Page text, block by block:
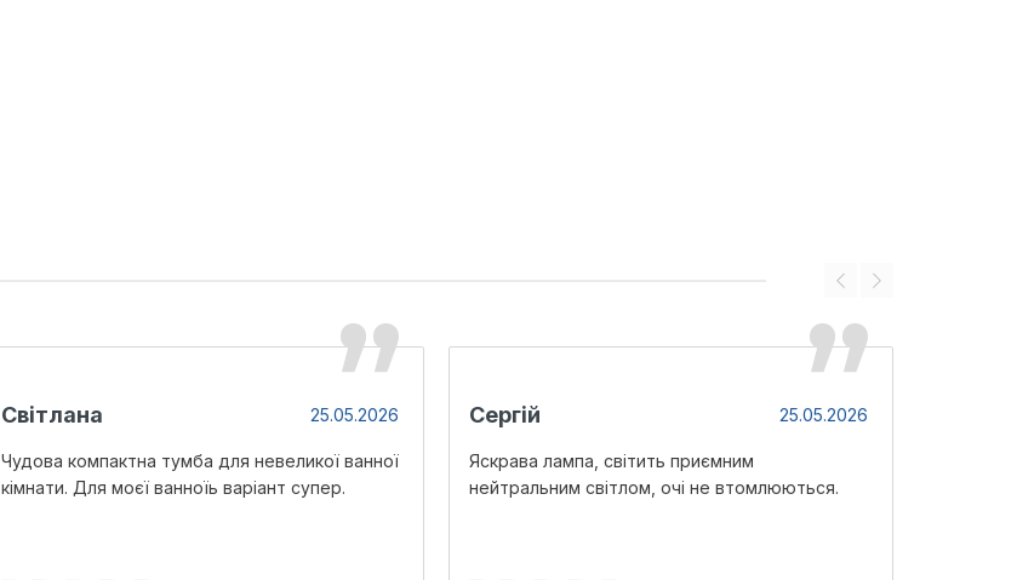
Світлана 25.05.2026
Чудова компактна тумба для невеликої ванної
кімнати. Для моєї ванноїь варіант супер.
Сергій 25.05.2026
Яскрава лампа, світить приємним
нейтральним світлом, очі не втомлюються.